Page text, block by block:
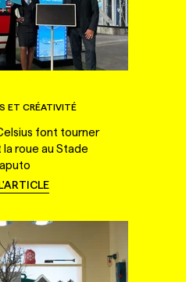
ET CRÉATIVITÉ
font tourner
roue au Stade